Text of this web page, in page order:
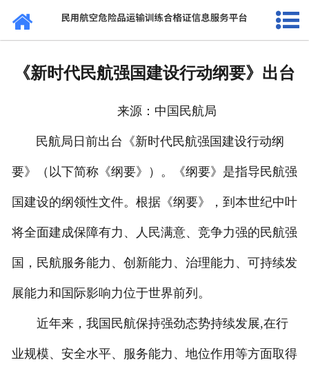
网站首页
民航要闻
关于我们
《新时代民航强国建设行动纲要》出台
来源：中国民航局
民航局日前出台《新时代民航强国建设行动纲
要》（以下简称《纲要》）。《纲要》是指导民航强
国建设的纲领性文件。根据《纲要》，到本世纪中叶
将全面建成保障有力、人民满意、竞争力强的民航强
国，民航服务能力、创新能力、治理能力、可持续发
展能力和国际影响力位于世界前列。
近年来，我国民航保持强劲态势持续发展,在行
业规模、安全水平、服务能力、地位作用等方面取得